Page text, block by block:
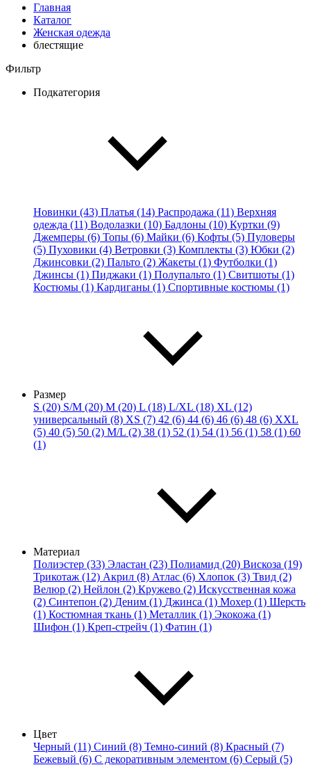
Главная
Каталог
Женская одежда
блестящие
Фильтр
Подкатегория
Новинки (43) Платья (14) Распродажа (11) Верхняя
одежда (11) Водолазки (10) Бадлоны (10) Куртки (9)
Джемперы (6) Топы (6) Майки (6) Кофты (5) Пуловеры
(5) Пуховики (4) Ветровки (3) Комплекты (3) Юбки (2)
Джинсовки (2) Пальто (2) Жакеты (1) Футболки (1)
Джинсы (1) Пиджаки (1) Полупальто (1) Свитшоты (1)
Костюмы (1) Кардиганы (1) Спортивные костюмы (1)
Размер
S (20) S/M (20) M (20) L (18) L/XL (18) XL (12)
универсальный (8) XS (7) 42 (6) 44 (6) 46 (6) 48 (6) XXL
(5) 40 (5) 50 (2) M/L (2) 38 (1) 52 (1) 54 (1) 56 (1) 58 (1) 60
(1)
Материал
Полиэстер (33) Эластан (23) Полиамид (20) Вискоза (19)
Трикотаж (12) Акрил (8) Атлас (6) Хлопок (3) Твид (2)
Велюр (2) Нейлон (2) Кружево (2) Искусственная кожа
(2) Синтепон (2) Деним (1) Джинса (1) Мохер (1) Шерсть
(1) Костюмная ткань (1) Металлик (1) Экокожа (1)
Шифон (1) Креп-стрейч (1) Фатин (1)
Цвет
Черный (11) Синий (8) Темно-синий (8) Красный (7)
Бежевый (6) С декоративным элементом (6) Серый (5)